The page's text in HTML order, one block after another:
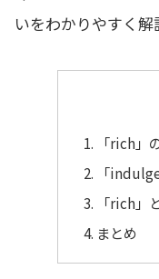
いをわかりやすく解
「rich」
「
「rich
まとめ